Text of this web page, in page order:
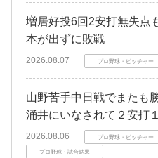
増居好投6回2安打無失点
本が出ずに敗戦
2026.08.07 プロ野球・ピッチャー
山野苦手中日戦でまたも
涌井にいなされて２安打
2026.08.06 プロ野球・ピッチャー
プロ野球・試合結果